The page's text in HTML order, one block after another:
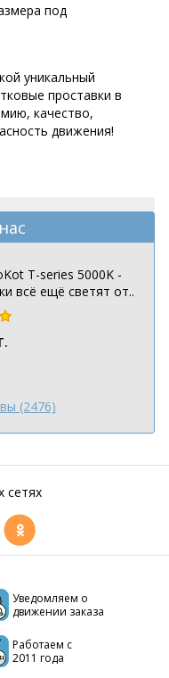
под
уникальный
проставки в
качество,
движения!
T-series 5000K -
всё ещё светят от..
(2476)
сетях
Уведомляем о
движении заказа
Работаем с
2011 года